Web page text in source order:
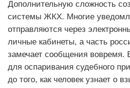
Дополнительную сложность
системы ЖКХ. Многие
отправляются через
личные кабинеты, а часть
замечает сообщения вовремя.
для оспаривания судебного
до того, как человек узнает о